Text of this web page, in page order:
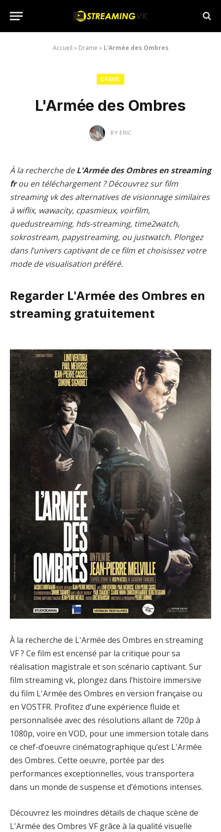
Accueil » Drame » L'Armée des Ombres
DRAME
L'Armée des Ombres
BY ERIC
À la recherche deL'Armée des Ombres en streaming
frou en téléchargement ? Découvrez sur film
streaming vk des alternatives de visionnage similaires
à wiflix, wawacity, cpasmieux, voirfilm,
quedustreaming, hds-streaming, time2watch,
sokrostream, papystreaming, ou justwatch. Plongez
dans l’univers captivant de ce film et choisissez votre
mode de visualisation préféré.
Regarder L'Armée des Ombres en
streaming gratuitement
À la recherche de L'Armée des Ombres en streaming
VF ? Ce film est encensé par la critique pour sa
réalisation magistrale et son scénario captivant. Sur
film streaming vk, plongez dans l’histoire immersive
du film L'Armée des Ombres en version française ou
en VOSTFR. Profitez d’une expérience fluide et
personnalisée avec des résolutions allant de 720p à
1080p, voire en VOD, pour une immersion totale dans
ce chef-d’oeuvre cinématographique qu’est L'Armée
des Ombres. Cette oeuvre, portée par des
performances exceptionnelles, vous transportera
dans un monde de suspense et d’émotions intenses.
Découvrez les moindres détails de chaque scène de
L'Armée des Ombres VF grâce à la qualité visuelle